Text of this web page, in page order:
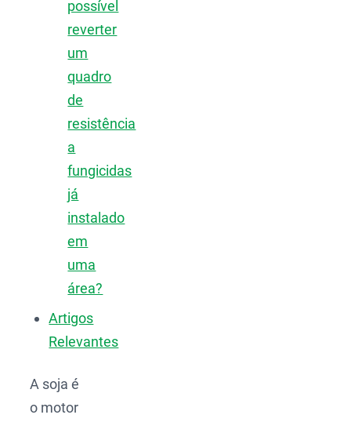
possível
reverter
um
quadro
de
resistência
a
fungicidas
já
instalado
em
uma
área?
Artigos
Relevantes
A soja é
o motor